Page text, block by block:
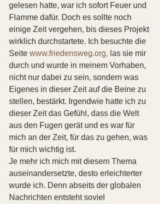
gelesen hatte, war ich sofort Feuer und
Flamme dafür. Doch es sollte noch
einige Zeit vergehen, bis dieses Projekt
wirklich durchstartete. Ich besuchte die
Seite www.friedensweg.org, las sie mir
durch und wurde in meinem Vorhaben,
nicht nur dabei zu sein, sondern was
Eigenes in dieser Zeit auf die Beine zu
stellen, bestärkt. Irgendwie hatte ich zu
dieser Zeit das Gefühl, dass die Welt
aus den Fugen gerät und es war für
mich an der Zeit, für das zu gehen, was
für mich wichtig ist.
Je mehr ich mich mit diesem Thema
auseinandersetzte, desto erleichterter
wurde ich. Denn abseits der globalen
Nachrichten entsteht soviel